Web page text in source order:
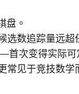
盘。
数追踪量远
变得实际可定
见于竞技数学